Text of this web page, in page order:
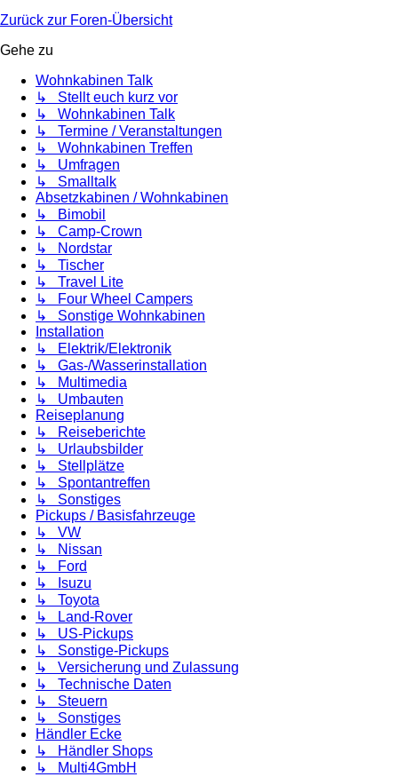
Zurück zur Foren-Übersicht
Gehe zu
Wohnkabinen Talk
↳ Stellt euch kurz vor
↳ Wohnkabinen Talk
↳ Termine / Veranstaltungen
↳ Wohnkabinen Treffen
↳ Umfragen
↳ Smalltalk
Absetzkabinen / Wohnkabinen
↳ Bimobil
↳ Camp-Crown
↳ Nordstar
↳ Tischer
↳ Travel Lite
↳ Four Wheel Campers
↳ Sonstige Wohnkabinen
Installation
↳ Elektrik/Elektronik
↳ Gas-/Wasserinstallation
↳ Multimedia
↳ Umbauten
Reiseplanung
↳ Reiseberichte
↳ Urlaubsbilder
↳ Stellplätze
↳ Spontantreffen
↳ Sonstiges
Pickups / Basisfahrzeuge
↳ VW
↳ Nissan
↳ Ford
↳ Isuzu
↳ Toyota
↳ Land-Rover
↳ US-Pickups
↳ Sonstige-Pickups
↳ Versicherung und Zulassung
↳ Technische Daten
↳ Steuern
↳ Sonstiges
Händler Ecke
↳ Händler Shops
↳ Multi4GmbH